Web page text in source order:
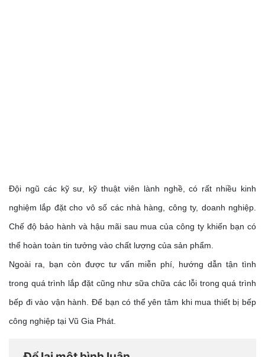
Đội ngũ các kỹ sư, kỹ thuật viên lành nghề, có rất nhiều kinh
nghiệm lắp đặt cho vô số các nhà hàng, công ty, doanh nghiệp.
Chế độ bảo hành và hậu mãi sau mua của công ty khiến bạn có
thể hoàn toàn tin tưởng vào chất lượng của sản phẩm.
Ngoài ra, bạn còn được tư vấn miễn phí, hướng dẫn tận tình
trong quá trình lắp đặt cũng như sữa chữa các lỗi trong quá trình
bếp đi vào vận hành. Để bạn có thể yên tâm khi mua thiết bị bếp
công nghiệp tại Vũ Gia Phát.